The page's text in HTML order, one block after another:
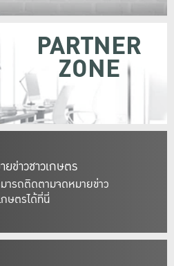
ข่าวชาวเกษตร
ารถติดตามจดหมายข่าว
กษตรได้ที่นี่
PARTNER
ZONE